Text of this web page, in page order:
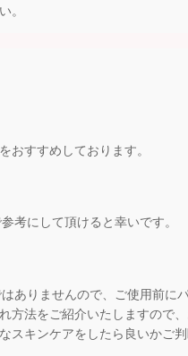
。
すすめしております。
考にして頂けると幸いです。
ありませんので、ご使用前に
法をご紹介いたしますので
キンケアをしたら良いかご